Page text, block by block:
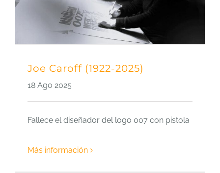
Joe Caroff (1922-2025)
18 Ago 2025
Fallece el diseñador del logo 007 con pistola
Más información